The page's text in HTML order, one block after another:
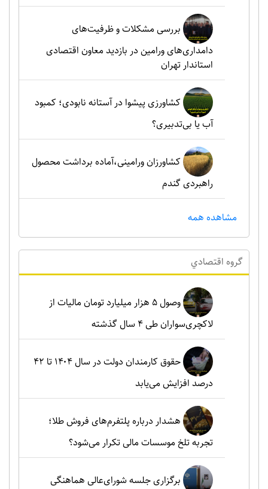
بررسی مشکلات و ظرفیت‌های
دامداری‌های ورامین در بازدید معاون اقتصادی
استاندار تهران
کشاورزی پیشوا در آستانه نابودی؛ کمبود
آب یا بی‌تدبیری؟
کشاورزان ورامینی،آماده برداشت محصول
راهبردی گندم
مشاهده همه
گروه اقتصادي
وصول ۵ هزار میلیارد تومان مالیات از
لاکچری‌سواران طی ۴ سال گذشته
حقوق کارمندان دولت در سال ۱۴۰۴ تا ۴۲
درصد افزایش می‌یابد
هشدار درباره پلتفرم‌های فروش طلا؛
تجربه تلخ موسسات مالی تکرار می‌شود؟
برگزاری جلسه شورای‌عالی هماهنگی